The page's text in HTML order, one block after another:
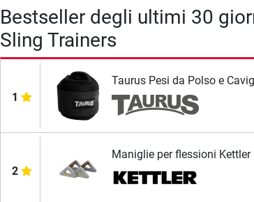
Bestseller degli ultimi 30
Sling Trainers
1
Taurus Pesi da Polso e
2
Maniglie per flessioni Kettler